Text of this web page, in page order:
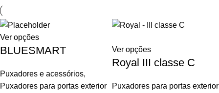
Ver opções
BLUESMART
Puxadores e acessórios,
Puxadores para portas exterior
Ver opções
Royal III classe C
Puxadores para portas exterior